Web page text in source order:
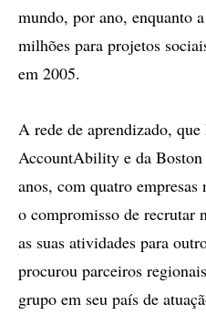
mundo, por ano, enquanto
milhões para projetos
em 2005.
A rede de aprendizado,
AccountAbility e da Boston
anos, com quatro
o compromisso de recrutar
as suas atividades para
procurou parceiros
grupo em seu país de